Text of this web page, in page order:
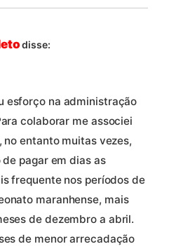
disse:
esforço na administração
colaborar me associei
entanto muitas vezes,
pagar em dias as
frequente nos períodos de
maranhense, mais
de dezembro a abril.
de menor arrecadação